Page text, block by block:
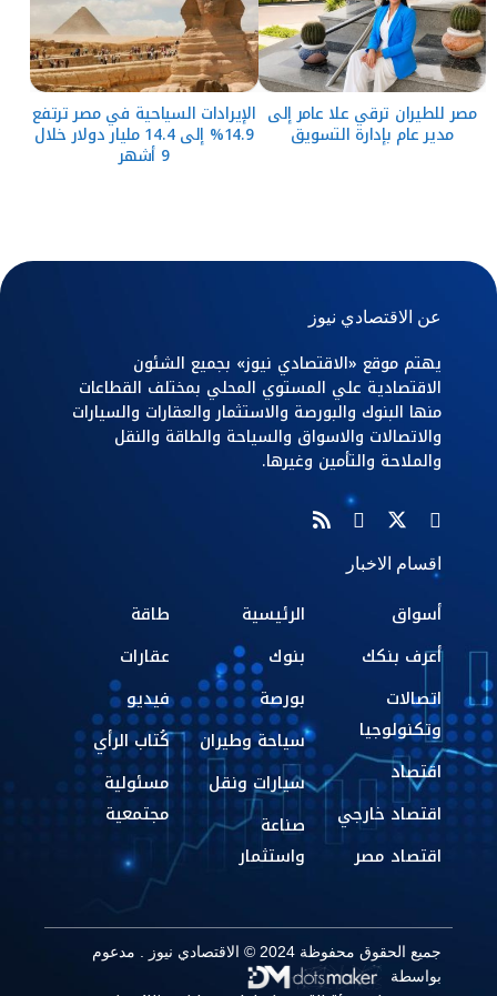
مصر للطيران ترقي علا عامر إلى
مدير عام بإدارة التسويق
الإيرادات السياحية في مصر ترتفع
14.9% إلى 14.4 مليار دولار خلال
9 أشهر
عن الاقتصادي نيوز
يهتم موقع «الاقتصادي نيوز» بجميع الشئون
الاقتصادية علي المستوي المحلي بمختلف القطاعات
منها البنوك والبورصة والاستثمار والعقارات والسيارات
والاتصالات والاسواق والسياحة والطاقة والنقل
والملاحة والتأمين وغيرها.
اقسام الاخبار
أسواق
أعرف بنكك
اتصالات
وتكنولوجيا
اقتصاد
اقتصاد خارجي
اقتصاد مصر
الرئيسية
بنوك
بورصة
سياحة وطيران
سيارات ونقل
صناعة
واستثمار
طاقة
عقارات
فيديو
كُتاب الرأي
مسئولية
مجتمعية
جميع الحقوق محفوظة 2024 © الاقتصادي نيوز . مدعوم
بواسطة